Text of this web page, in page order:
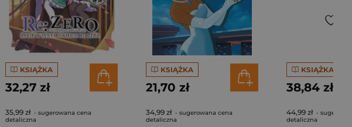
KSIĄŻKA
32,27 zł
35,99 zł - sugerowana cena
detaliczna
KSIĄŻKA
21,70 zł
34,99 zł - sugerowana cena
detaliczna
KSIĄŻKA
38,84 zł
44,99 zł -
detaliczna